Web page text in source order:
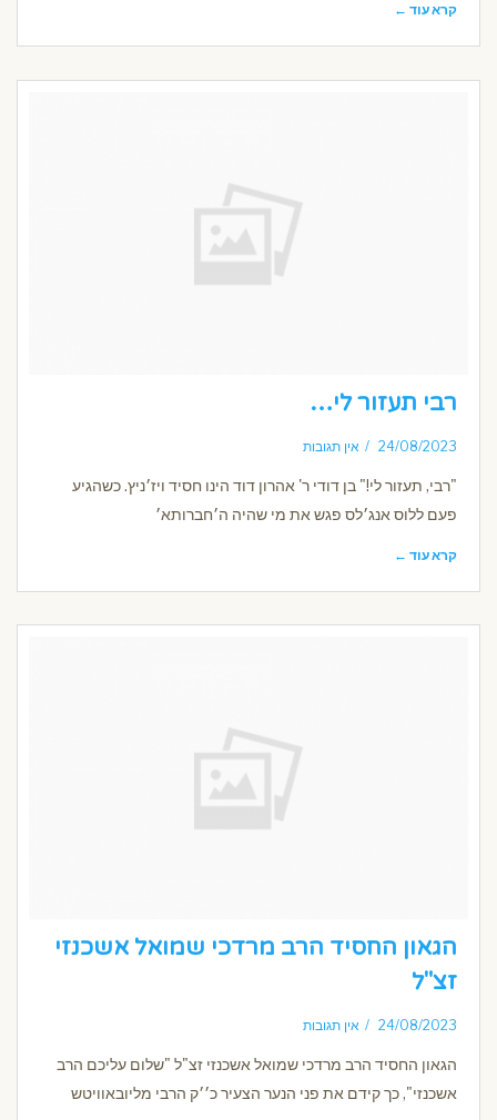
קרא עוד ←
רבי תעזור לי…
24/08/2023 אין תגובות
"רבי, תעזור לי!" בן דודי ר' אהרון דוד הינו חסיד ויז׳ניץ. כשהגיע
פעם ללוס אנג׳לס פגש את מי שהיה ה׳חברותא׳
קרא עוד ←
הגאון החסיד הרב מרדכי שמואל אשכנזי
זצ"ל
24/08/2023 אין תגובות
הגאון החסיד הרב מרדכי שמואל אשכנזי זצ"ל "שלום עליכם הרב
אשכנזי", כך קידם את פני הנער הצעיר כ׳׳ק הרבי מליובאוויטש